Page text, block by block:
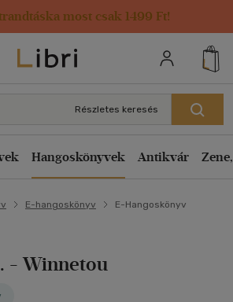
most csak 1499 Ft!
Kártya adatai
Részletes keresés
Hangoskönyvek Antikvár
E-hangoskönyv E-Hangoskönyv
- Winnetou